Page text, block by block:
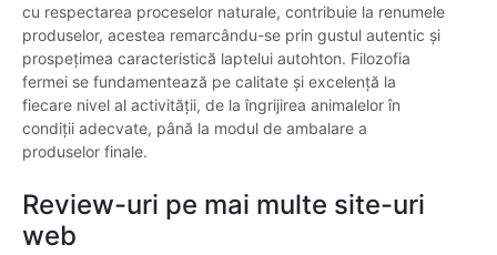
cu respectarea proceselor naturale, contribuie la renumele
produselor, acestea remarcându-se prin gustul autentic și
prospețimea caracteristică laptelui autohton. Filozofia
fermei se fundamentează pe calitate și excelență la
fiecare nivel al activității, de la îngrijirea animalelor în
condiții adecvate, până la modul de ambalare a
produselor finale.
Review-uri pe mai multe site-uri
web